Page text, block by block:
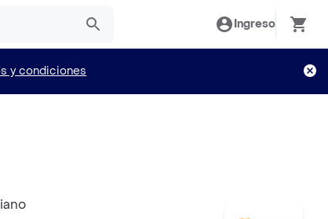
Ingreso
y condiciones